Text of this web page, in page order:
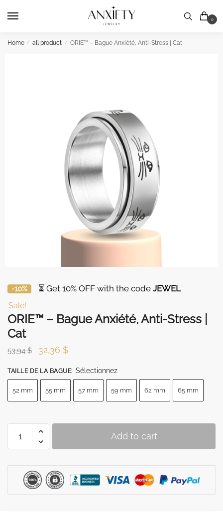
0
Home / all product / ORIE™ – Bague Anxiété, Anti-Stress | Cat
-10% ⏳ Get 10% OFF with the code JEWEL
Sale!
ORIE™ – Bague Anxiété, Anti-Stress |
Cat
53,94$
Original
was:
53,94 $.
32,36 $Current
is:
32,36 $.
TAILLE DE LA BAGUE: Sélectionnez
52 mm 55 mm 57 mm 59 mm 62 mm 65 mm
Stress
Add to cart